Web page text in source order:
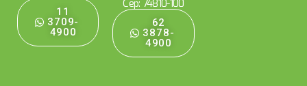
11
3709-
4900
Cep: 74810-100
62
3878-
4900